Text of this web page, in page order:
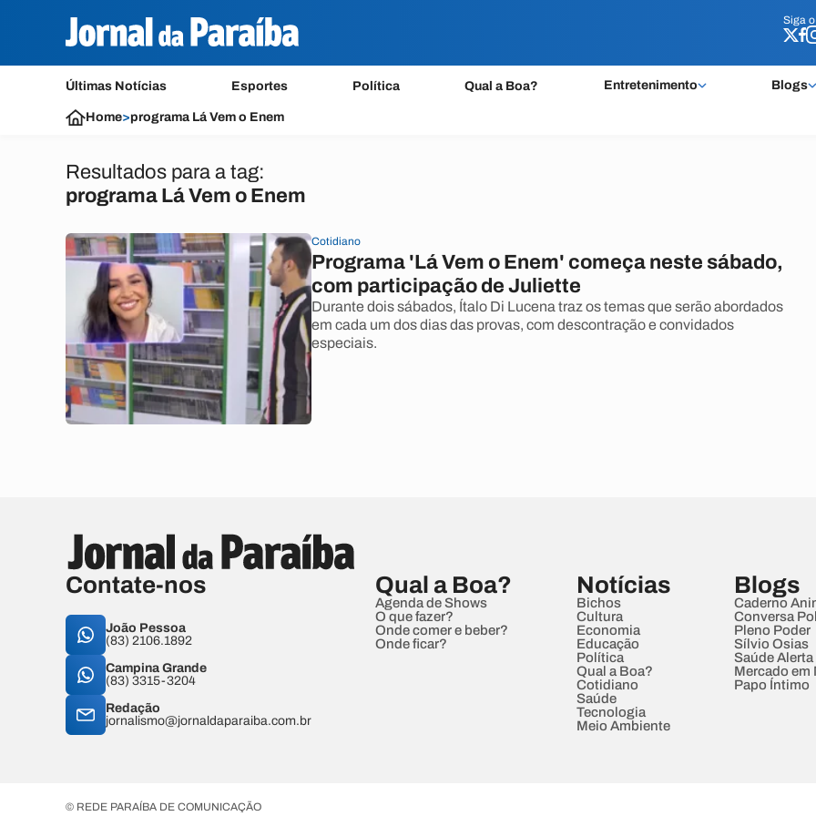
Siga o
Últimas Notícias Esportes Política Qual a Boa? Entretenimento Blogs
Siga o
Home>programa Lá Vem o Enem
Resultados para a tag:
programa Lá Vem o Enem
Cotidiano
Programa 'Lá Vem o Enem' começa neste sábado,
com participação de Juliette
Durante dois sábados, Ítalo Di Lucena traz os temas que serão abordados
em cada um dos dias das provas, com descontração e convidados
especiais.
Contate-nos
João Pessoa
(83) 2106.1892
Campina Grande
(83) 3315-3204
Redação
jornalismo@jornaldaparaiba.com.br
Qual a Boa?
Agenda de Shows
O que fazer?
Onde comer e beber?
Onde ficar?
Notícias
Bichos
Cultura
Economia
Educação
Política
Qual a Boa?
Cotidiano
Saúde
Tecnologia
Meio Ambiente
Blogs
Caderno
Conversa
Pleno Poder
Sílvio Osias
Saúde Alerta
Mercado em
Papo Íntimo
© REDE PARAÍBA DE COMUNICAÇÃO